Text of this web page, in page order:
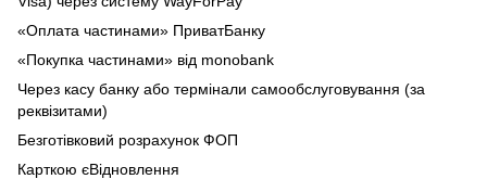
«Оплата частинами» ПриватБанку
«Покупка частинами» від monobank
Через касу банку або термінали самообслуговування (за
реквізитами)
Безготівковий розрахунок ФОП
Карткою єВідновлення